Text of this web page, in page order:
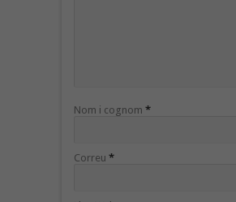
Nom i cognom *
Correu *